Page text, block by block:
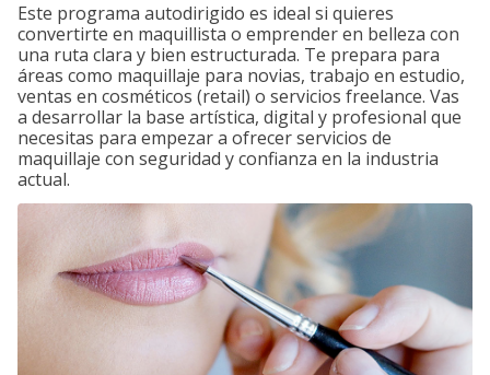
Este programa autodirigido es ideal si quieres
convertirte en maquillista o emprender en belleza con
una ruta clara y bien estructurada. Te prepara para
áreas como maquillaje para novias, trabajo en estudio,
ventas en cosméticos (retail) o servicios freelance. Vas
a desarrollar la base artística, digital y profesional que
necesitas para empezar a ofrecer servicios de
maquillaje con seguridad y confianza en la industria
actual.